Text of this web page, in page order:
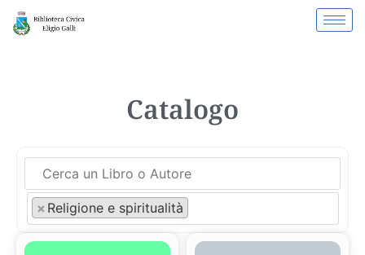
Catalogo
× Religione e spiritualità